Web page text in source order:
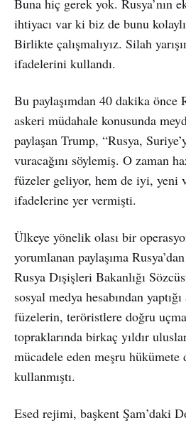
Buna hiç gerek yok. Rusya’nın
ihtiyacı var ki biz de bunu
Birlikte çalışmalıyız. Silah
ifadelerini kullandı.
Bu paylaşımdan 40 dakika önce
askeri müdahale konusunda
paylaşan Trump, “Rusya,
vuracağını söylemiş. O zaman
füzeler geliyor, hem de iyi, yeni
ifadelerine yer vermişti.
Ülkeye yönelik olası bir
yorumlanan paylaşıma
Rusya Dışişleri Bakanlığı
sosyal medya hesabından
füzelerin, teröristlere doğru
topraklarında birkaç yıldır
mücadele eden meşru
kullanmıştı.
Esed rejimi, başkent Şam’daki